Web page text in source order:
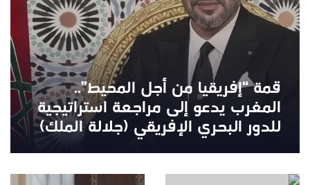
قمة “إفريقيا من أجل المحيط”..
المغرب يدعو إلى مراجعة استراتيجية
للدور البحري الإفريقي (جلالة الملك)
2025-06-09 09:42:40